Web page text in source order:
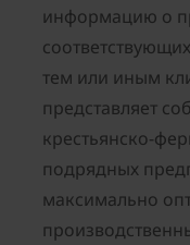
информацию о
тем или иным
представляет
крестьянско-
подрядных
максимально